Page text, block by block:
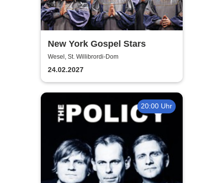
New York Gospel Stars
Wesel, St. Willibrordi-Dom
24.02.2027
20:00 Uhr